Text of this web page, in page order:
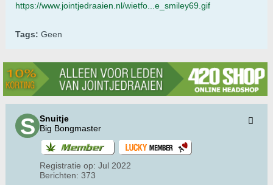
https://www.jointjedraaien.nl/wietfo...e_smiley69.gif
Tags: Geen
Snuitje
Big Bongmaster
Registratie op: Jul 2022
Berichten: 373